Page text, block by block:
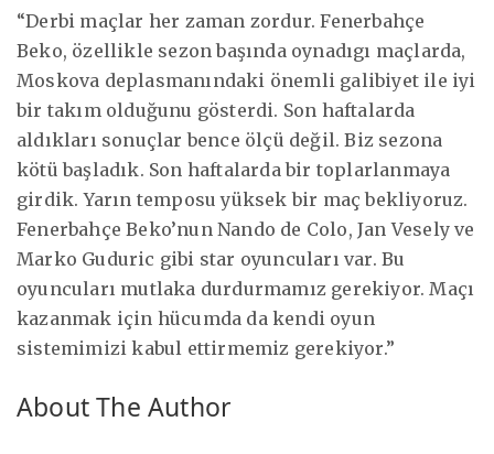
“Derbi maçlar her zaman zordur. Fenerbahçe
Beko, özellikle sezon başında oynadıgı maçlarda,
Moskova deplasmanındaki önemli galibiyet ile iyi
bir takım olduğunu gösterdi. Son haftalarda
aldıkları sonuçlar bence ölçü değil. Biz sezona
kötü başladık. Son haftalarda bir toplarlanmaya
girdik. Yarın temposu yüksek bir maç bekliyoruz.
Fenerbahçe Beko’nun Nando de Colo, Jan Vesely ve
Marko Guduric gibi star oyuncuları var. Bu
oyuncuları mutlaka durdurmamız gerekiyor. Maçı
kazanmak için hücumda da kendi oyun
sistemimizi kabul ettirmemiz gerekiyor.”
About The Author